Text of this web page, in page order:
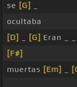
se [G]
ocultaba
[D]
[G] Eran _ _
[F#]
muertas [Em]